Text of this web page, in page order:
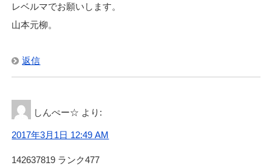
レベルマでお願いします。
山本元柳。
返信
しんぺー☆ より:
2017年3月1日 12:49 AM
142637819 ランク477